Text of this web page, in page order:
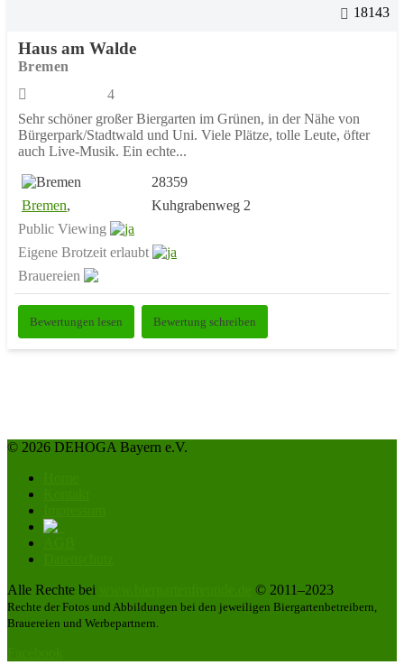
18143
Haus am Walde
Bremen
4
Sehr schöner großer Biergarten im Grünen, in der Nähe von
Bürgerpark/Stadtwald und Uni. Viele Plätze, tolle Leute, öfter
auch Live-Musik. Ein echte...
28359
Bremen,
Kuhgrabenweg 2
Public Viewing
Eigene Brotzeit erlaubt
Brauereien
Bewertungen lesen Bewertung schreiben
© 2026 DEHOGA Bayern e.V.
Alle Rechte bei
© 2011–2023
Rechte der Fotos und Abbildungen bei den jeweiligen Biergartenbetreibern,
Brauereien und Werbepartnern.